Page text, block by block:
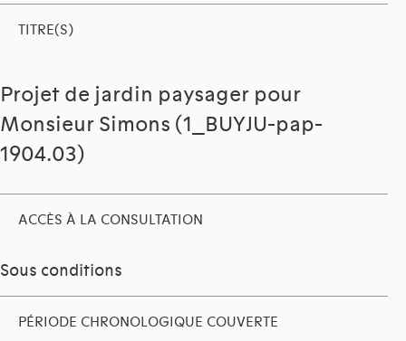
TITRE(S)
Projet de jardin paysager pour
Monsieur Simons (1_BUYJU-pap-
1904.03)
ACCÈS À LA CONSULTATION
Sous conditions
PÉRIODE CHRONOLOGIQUE COUVERTE